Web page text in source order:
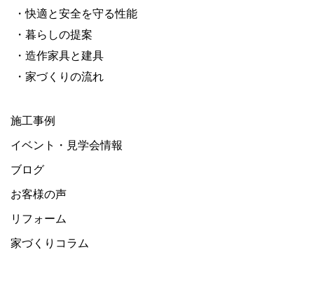
・快適と安全を守る性能
・暮らしの提案
・造作家具と建具
・家づくりの流れ
施工事例
イベント・見学会情報
ブログ
お客様の声
リフォーム
家づくりコラム